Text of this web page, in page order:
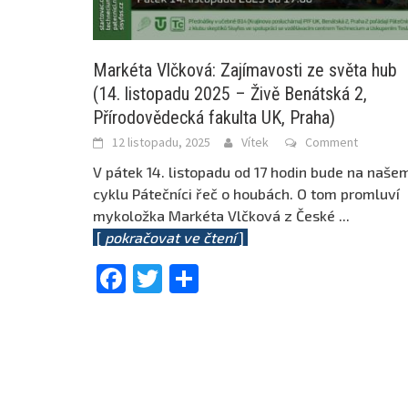
Markéta Vlčková: Zajímavosti ze světa hub
(14. listopadu 2025 – Živě Benátská 2,
Přírodovědecká fakulta UK, Praha)
12 listopadu, 2025 Vítek Comment
V pátek 14. listopadu od 17 hodin bude na
cyklu Pátečníci řeč o houbách. O tom promluví
mykoložka Markéta Vlčková z České ...
[ pokračovat ve čtení]
Facebook
Twitter